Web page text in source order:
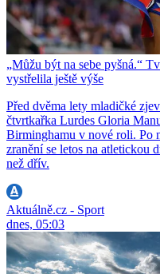
„Můžu být na sebe pyšná.“
vystřelila ještě výše
Před dvěma lety mladičké
čtvrtkařka Lurdes Gloria
Birminghamu v nové roli. Po
zranění se letos na atletickou
než dřív.
Aktuálně.cz - Sport
dnes, 05:03